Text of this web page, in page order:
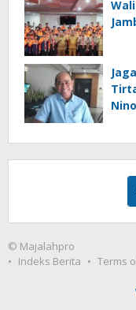
Nino
© Majalahpro
Indeks Berita
Terms